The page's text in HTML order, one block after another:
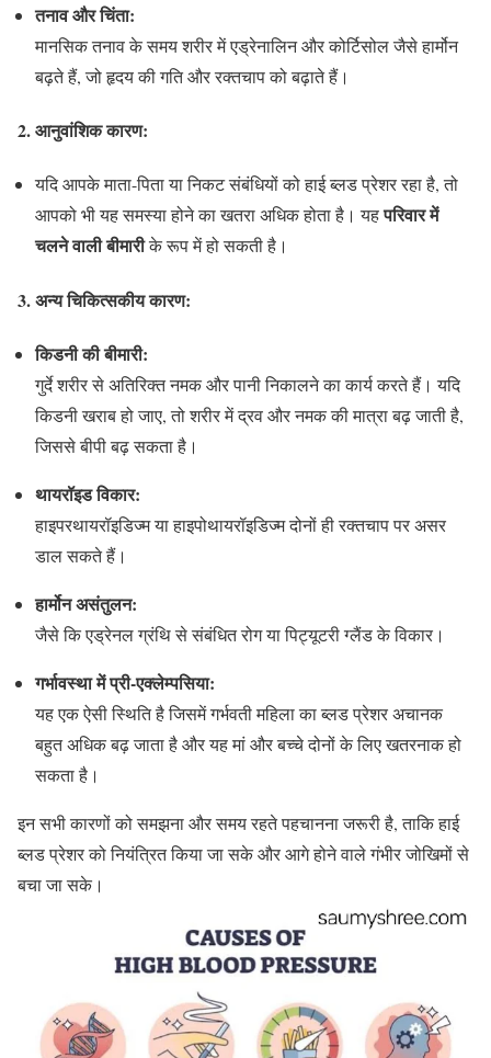
तनाव और चिंता:
मानसिक तनाव के समय शरीर में एड्रेनालिन और कोर्टिसोल जैसे हार्मोन
बढ़ते हैं, जो हृदय की गति और रक्तचाप को बढ़ाते हैं।
2.आनुवांशिक कारण:
यदि आपके माता-पिता या निकट संबंधियों को हाई ब्लड प्रेशर रहा है, तो
आपको भी यह समस्या होने का खतरा अधिक होता है। यहपरिवार में
चलने वाली बीमारीके रूप में हो सकती है।
3.अन्य चिकित्सकीय कारण:
किडनी की बीमारी:
गुर्दे शरीर से अतिरिक्त नमक और पानी निकालने का कार्य करते हैं। यदि
किडनी खराब हो जाए, तो शरीर में द्रव और नमक की मात्रा बढ़ जाती है,
जिससे बीपी बढ़ सकता है।
थायरॉइड विकार:
हाइपरथायरॉइडिज्म या हाइपोथायरॉइडिज्म दोनों ही रक्तचाप पर असर
डाल सकते हैं।
हार्मोन असंतुलन:
जैसे कि एड्रेनल ग्रंथि से संबंधित रोग या पिट्यूटरी ग्लैंड के विकार।
गर्भावस्था में प्री-एक्लेम्पसिया:
यह एक ऐसी स्थिति है जिसमें गर्भवती महिला का ब्लड प्रेशर अचानक
बहुत अधिक बढ़ जाता है और यह मां और बच्चे दोनों के लिए खतरनाक हो
सकता है।
इन सभी कारणों को समझना और समय रहते पहचानना जरूरी है, ताकि हाई
ब्लड प्रेशर को नियंत्रित किया जा सके और आगे होने वाले गंभीर जोखिमों से
बचा जा सके।